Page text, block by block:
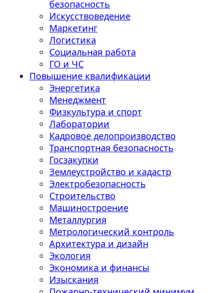
безопасность
Искусствоведение
Маркетинг
Логистика
Социальная работа
ГО и ЧС
Повышение квалификации
Энергетика
Менеджмент
Физкультура и спорт
Лаборатории
Кадровое делопроизводство
Транспортная безопасность
Госзакупки
Землеустройство и кадастр
Электробезопасность
Строительство
Машиностроение
Металлургия
Метрологический контроль
Архитектура и дизайн
Экология
Экономика и финансы
Изыскания